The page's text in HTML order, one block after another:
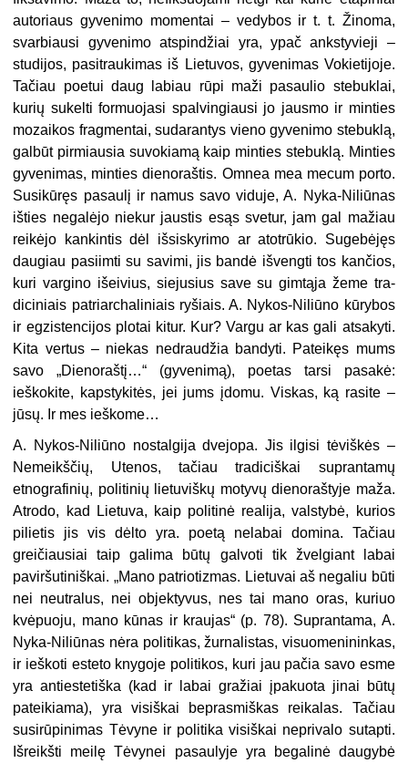
autoriaus gyvenimo momentai – ve­dybos ir t. t. Žinoma,
svarbiausi gy­venimo atspindžiai yra, ypač anks­tyvieji –
studijos, pasitraukimas iš Lietuvos, gyvenimas Vokietijoje.
Ta­čiau poetui daug labiau rūpi maži pasaulio stebuklai,
kurių sukelti formuojasi spalvingiausi jo jausmo ir minties
mozaikos fragmentai, su­darantys vieno gyvenimo stebuklą,
galbūt pirmiausia suvokiamą kaip minties stebuklą. Minties
gyveni­mas, minties dienoraštis. Omnea mea mecum porto.
Susikūręs pa­saulį ir namus savo viduje, A. Ny­ka-Niliūnas
išties negalėjo niekur jaustis esąs svetur, jam gal mažiau
reikėjo kankintis dėl išsiskyrimo ar atotrūkio. Sugebėjęs
daugiau pasi­imti su savimi, jis bandė išvengti tos kančios,
kuri vargino išeivius, siejusius save su gimtąja žeme tra­
diciniais patriarchaliniais ryšiais. A. Nykos-Niliūno kūrybos
ir egzis­tencijos plotai kitur. Kur? Vargu ar kas gali atsakyti.
Kita vertus – nie­kas nedraudžia bandyti. Pateikęs mums
savo „Dienoraštį…“ (gyveni­mą), poetas tarsi pasakė:
ieškoki­te, kapstykitės, jei jums įdomu. Vis­kas, ką rasite –
jūsų. Ir mes ieško­me…
A. Nykos-Niliūno nostalgija dvejo­pa. Jis ilgisi tėviškės –
Nemeikščių, Utenos, tačiau tradiciškai supran­tamų
etnografinių, politinių lietu­viškų motyvų dienoraštyje maža.
At­rodo, kad Lietuva, kaip politinė re­alija, valstybė, kurios
pilietis jis vis dėlto yra. poetą nelabai domina. Ta­čiau
greičiausiai taip galima būtų galvoti tik žvelgiant labai
paviršu­tiniškai. „Mano patriotizmas. Lietu­vai aš negaliu būti
nei neutralus, nei objektyvus, nes tai mano oras, kuriuo
kvėpuoju, mano kūnas ir kraujas“ (p. 78). Suprantama, A.
Ny­ka-Niliūnas nėra politikas, žurna­listas, visuomenininkas,
ir ieškoti esteto knygoje politikos, kuri jau pa­čia savo esme
yra antiestetiška (kad ir labai gražiai įpakuota jinai būtų
pateikiama), yra visiškai beprasmiš­kas reikalas. Tačiau
susirūpinimas Tėvyne ir politika visiškai neprivalo sutapti.
Išreikšti meilę Tėvynei pa­saulyje yra begalinė daugybė